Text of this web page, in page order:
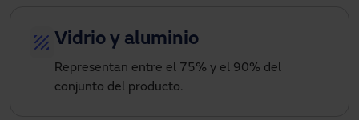
Vidrio y aluminio
Representan entre el 75% y el 90% del
conjunto del producto.